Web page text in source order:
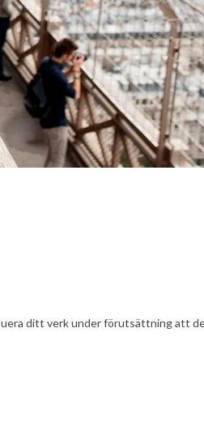
ditt verk under förutsättning att